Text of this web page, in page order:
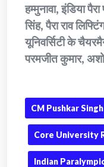
हम्मुनावा, इंडिया
सिंह, पैरा राव
यूनिवर्सिटी के
परमजीत कुमार,
CM Pushkar
Core University
Indian